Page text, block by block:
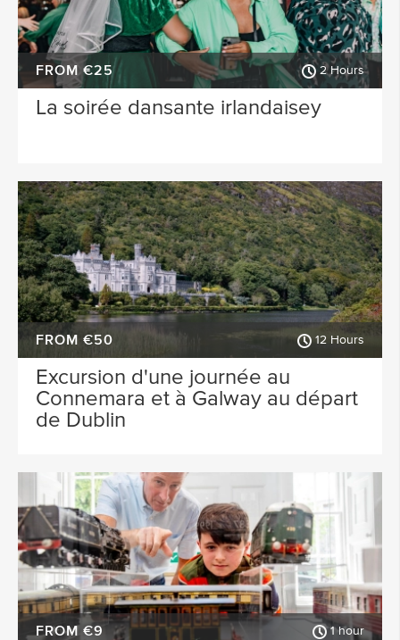
FROM €25 2 Hours
La soirée dansante irlandaisey
FROM €50 12 Hours
Excursion d'une journée au
Connemara et à Galway au départ
de Dublin
FROM €9 1 hour